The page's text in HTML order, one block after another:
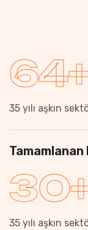
64
35 yılı aşkın
Tamamlanan
30
35 yılı aşkın